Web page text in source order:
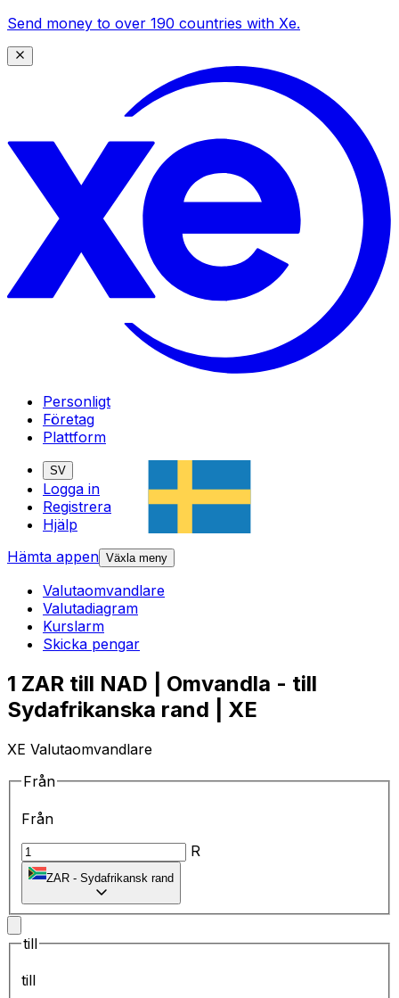
Send money to over 190 countries with Xe.
Personligt
Företag
Plattform
SV
Logga in
Registrera
Hjälp
Hämta appen Växla meny
Valutaomvandlare
Valutadiagram
Kurslarm
Skicka pengar
1 ZAR till NAD | Omvandla - till
Sydafrikanska rand | XE
XE Valutaomvandlare
Från
Från
R
ZAR - Sydafrikansk rand
till
till